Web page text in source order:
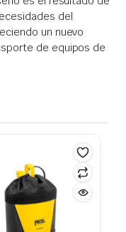
del
un nuevo
de equipos de